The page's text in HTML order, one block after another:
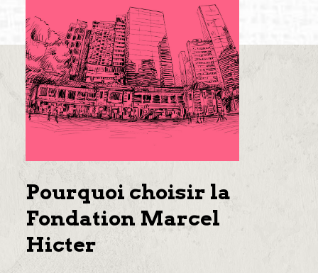
Pourquoi choisir la
Fondation Marcel
Hicter